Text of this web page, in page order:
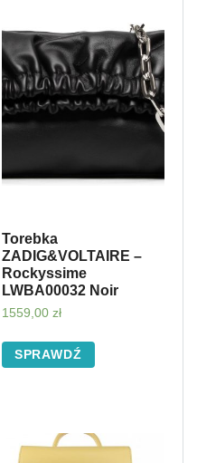
Torebka
ZADIG&VOLTAIRE –
Rockyssime
LWBA00032 Noir
1559,00 zł
SPRAWDŹ